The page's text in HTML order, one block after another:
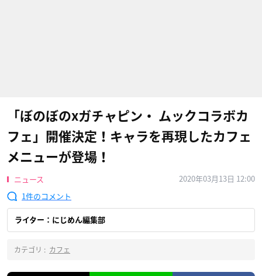
「ぼのぼのxガチャピン・ ムックコラボカ
フェ」開催決定！キャラを再現したカフェ
メニューが登場！
ニュース
2020年03月13日 12:00
1
ライター：にじめん編集部
カテゴリ : カフェ